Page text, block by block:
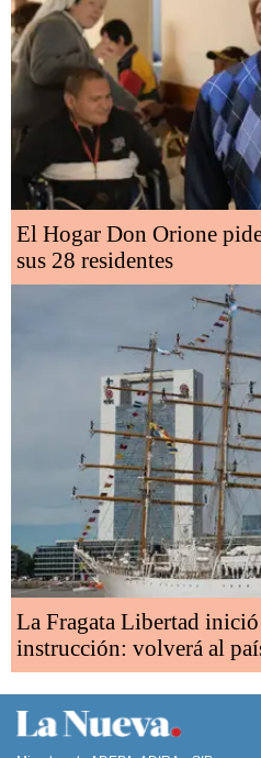
El Hogar Don Orione
sus 28 residentes
La Fragata Libertad
instrucción: volverá al